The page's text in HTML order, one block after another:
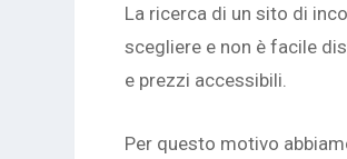
La ricerca di un sito di
scegliere e non è facile
e prezzi accessibili.
Per questo motivo